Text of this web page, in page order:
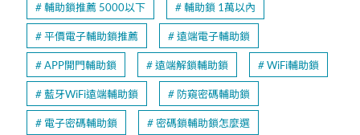
輔助鎖推薦 5000以下 輔助鎖 1萬以內
平價電子輔助鎖推薦 遠端電子輔助鎖
APP開門輔助鎖 遠端解鎖輔助鎖 WiFi輔助鎖
藍牙WiFi遠端輔助鎖 防窺密碼輔助鎖
電子密碼輔助鎖 密碼鎖輔助鎖怎麼選